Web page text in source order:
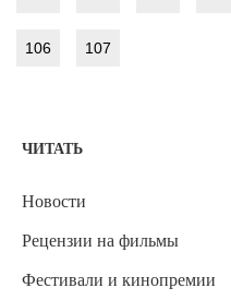
106 107
ЧИТАТЬ
Новости
Рецензии на фильмы
Фестивали и кинопремии